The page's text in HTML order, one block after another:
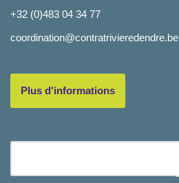
+32 (0)483 04 34 77
coordination@contratrivieredendre.be
Plus d'informations